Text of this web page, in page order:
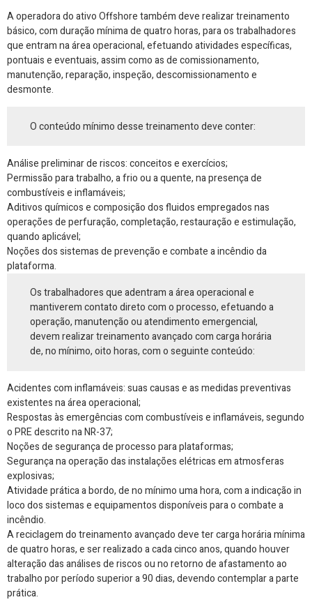
A operadora do ativo Offshore também deve realizar treinamento
básico, com duração mínima de quatro horas, para os trabalhadores
que entram na área operacional, efetuando atividades específicas,
pontuais e eventuais, assim como as de comissionamento,
manutenção, reparação, inspeção, descomissionamento e
desmonte.
O conteúdo mínimo desse treinamento deve conter:
Análise preliminar de riscos: conceitos e exercícios;
Permissão para trabalho, a frio ou a quente, na presença de
combustíveis e inflamáveis;
Aditivos químicos e composição dos fluidos empregados nas
operações de perfuração, completação, restauração e estimulação,
quando aplicável;
Noções dos sistemas de prevenção e combate a incêndio da
plataforma.
Os trabalhadores que adentram a área operacional e
mantiverem contato direto com o processo, efetuando a
operação, manutenção ou atendimento emergencial,
devem realizar treinamento avançado com carga horária
de, no mínimo, oito horas, com o seguinte conteúdo:
Acidentes com inflamáveis: suas causas e as medidas preventivas
existentes na área operacional;
Respostas às emergências com combustíveis e inflamáveis, segundo
o PRE descrito na NR-37;
Noções de segurança de processo para plataformas;
Segurança na operação das instalações elétricas em atmosferas
explosivas;
Atividade prática a bordo, de no mínimo uma hora, com a indicação in
loco dos sistemas e equipamentos disponíveis para o combate a
incêndio.
A reciclagem do treinamento avançado deve ter carga horária mínima
de quatro horas, e ser realizado a cada cinco anos, quando houver
alteração das análises de riscos ou no retorno de afastamento ao
trabalho por período superior a 90 dias, devendo contemplar a parte
prática.